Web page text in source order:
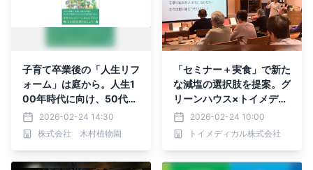
子育て卒業後の「人生リフ
ォーム」は庭から。人生1
00年時代に向け、50代か
らの健康寿命を延ばす新習
慣を提案する書籍『健康寿
命を延ばすガーデンライ
2026-02-24 14:30
株式会社 木村植物園
「セミナー＋実食」で新た
な減塩の選択肢を提案。グ
リーンハウス×トイメディ
カルによる塩分オフセット
食イベント
2026-02-24 10:00
トイメディカル株式会社